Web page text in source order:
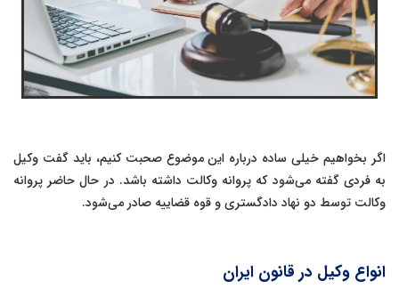
اگر بخواهیم خیلی ساده درباره این موضوع صحبت کنیم، باید گفت وکیل
به فردی گفته می‌شود که پروانه وکالت داشته باشد. در حال حاضر پروانه
وکالت توسط دو نهاد دادگستری و قوه قضاییه صادر می‌شود.
انواع وکیل در قانون ایران